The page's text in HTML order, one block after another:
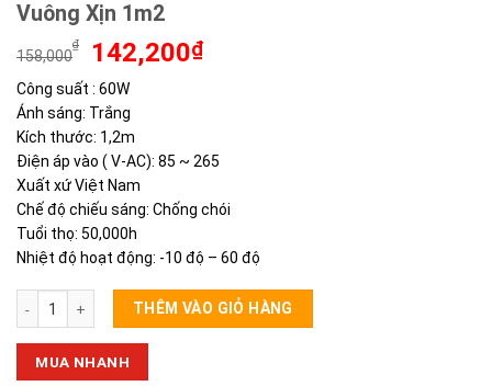
Vuông Xịn 1m2
158,000
₫
Giá
là:
158,000₫.
142,200₫Giá
Công suất : 60W
Ánh sáng: Trắng
Kích thước: 1,2m
Điện áp vào ( V-AC): 85 ~ 265
Xuất xứ Việt Nam
Chế độ chiếu sáng: Chống chói
Tuổi thọ: 50,000h
Nhiệt độ hoạt động: -10 độ – 60 độ
Bóng Đèn Bán Nguyệt DSY 60w 3 Hàng Led Vuông Xịn 1m2 số lượng
THÊM VÀO GIỎ HÀNG
MUA NHANH